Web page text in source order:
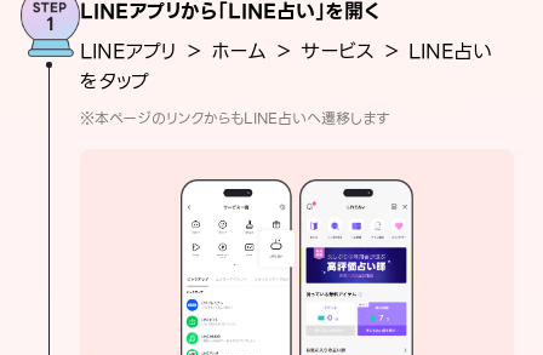
LINEアプリから「LINE占い」を開く
LINEアプリ ＞ ホーム ＞ サービス ＞ LINE占い
をタップ
※本ページのリンクからもLINE占いへ遷移します